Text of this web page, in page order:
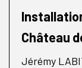
Château
Jérémy